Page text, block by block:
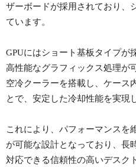
ザーボードが採用されており、
ています。
GPUにはショート基板タイプが
高性能なグラフィックス処理が
空冷クーラーを搭載し、ケース
とで、安定した冷却性能を実現
これにより、パフォーマンスを
が可能な設計となっており、長
対応できる信頼性の高いデスク